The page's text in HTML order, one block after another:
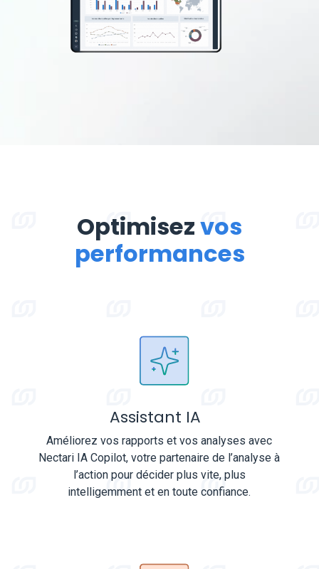
Optimisezvos
performances
Assistant IA
Améliorez vos rapports et vos analyses avec
Nectari IA Copilot, votre partenaire de l’analyse à
l’action pour décider plus vite, plus
intelligemment et en toute confiance.